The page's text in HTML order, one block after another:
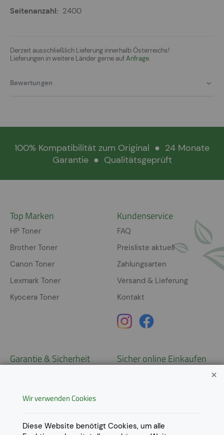
2400
Derzeit ausschließlich Lieferung innerhalb Österreichs!
Lieferungen in weitere Länder gerne aufAnfrage.
Bewertungen
100% Kompatibilität zum Original ● 24 Monate
Garantie ● Qualitätsgeprüft
Top Marken
HP Toner
Brother Toner
Canon Toner
Lexmark Toner
Kyocera Toner
Kundenservice
FAQ
Preisliste aktuell
Zahlungsarten
Versand & Lieferung
Kontakt
Garantie & Sicherheit
Datenschutz
Sicher online Einkaufen
Lieferungen in weitere Länder
gerne aufAnfrage
Wir verwenden Cookies
Diese Website benötigt Cookies, um alle